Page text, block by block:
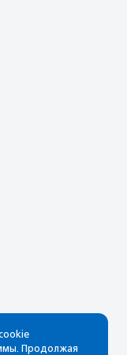
Продолжая